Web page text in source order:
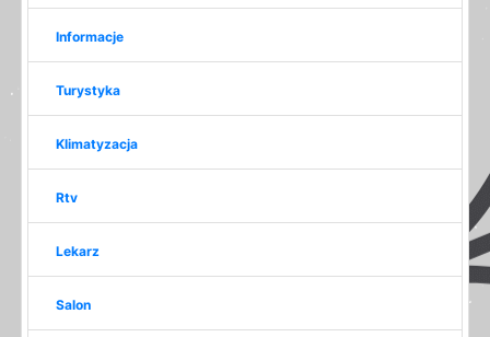
Informacje
Turystyka
Klimatyzacja
Rtv
Lekarz
Salon